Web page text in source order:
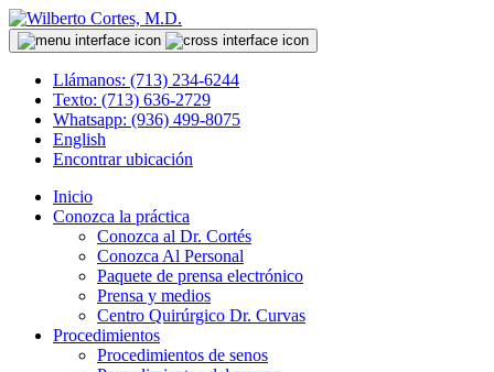
Llámanos: (713) 234-6244
Texto: (713) 636-2729
Whatsapp: (936) 499-8075
English
Encontrar ubicación
Inicio
Conozca la práctica
Conozca al Dr. Cortés
Conozca Al Personal
Paquete de prensa electrónico
Prensa y medios
Centro Quirúrgico Dr. Curvas
Procedimientos
Procedimientos de senos